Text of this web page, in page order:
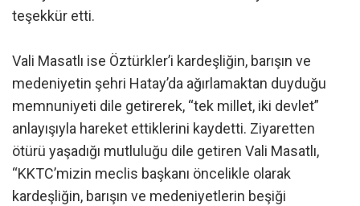
teşekkür etti.
Vali Masatlı ise Öztürkler’i kardeşliğin, barışın ve
medeniyetin şehri Hatay’da ağırlamaktan duyduğu
memnuniyeti dile getirerek, “tek millet, iki devlet”
anlayışıyla hareket ettiklerini kaydetti. Ziyaretten
ötürü yaşadığı mutluluğu dile getiren Vali Masatlı,
“KKTC’mizin meclis başkanı öncelikle olarak
kardeşliğin, barışın ve medeniyetlerin beşiği